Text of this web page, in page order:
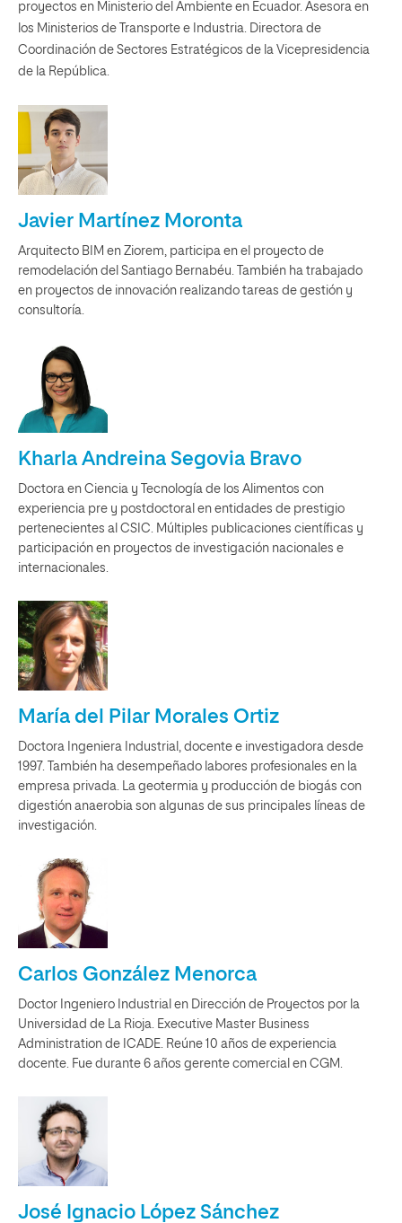
proyectos en Ministerio del Ambiente en Ecuador. Asesora en
los Ministerios de Transporte e Industria. Directora de
Coordinación de Sectores Estratégicos de la Vicepresidencia
de la República.
Javier Martínez Moronta
Arquitecto BIM en Ziorem, participa en el proyecto de
remodelación del Santiago Bernabéu. También ha trabajado
en proyectos de innovación realizando tareas de gestión y
consultoría.
Kharla Andreina Segovia Bravo
Doctora en Ciencia y Tecnología de los Alimentos con
experiencia pre y postdoctoral en entidades de prestigio
pertenecientes al CSIC. Múltiples publicaciones científicas y
participación en proyectos de investigación nacionales e
internacionales.
María del Pilar Morales Ortiz
Doctora Ingeniera Industrial, docente e investigadora desde
1997. También ha desempeñado labores profesionales en la
empresa privada. La geotermia y producción de biogás con
digestión anaerobia son algunas de sus principales líneas de
investigación.
Carlos González Menorca
Doctor Ingeniero Industrial en Dirección de Proyectos por la
Universidad de La Rioja. Executive Master Business
Administration de ICADE. Reúne 10 años de experiencia
docente. Fue durante 6 años gerente comercial en CGM.
José Ignacio López Sánchez